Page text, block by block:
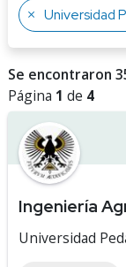
Universidad
Se encontraron
Página 1 de 4
Ingeniería
Universidad